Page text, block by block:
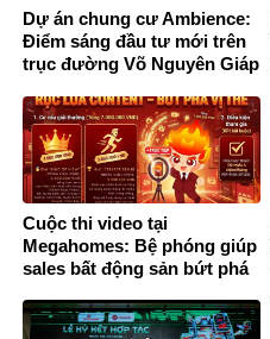
Dự án chung cư Ambience:
Điểm sáng đầu tư mới trên
trục đường Võ Nguyên Giáp
Cuộc thi video tại
Megahomes: Bệ phóng giúp
sales bất động sản bứt phá